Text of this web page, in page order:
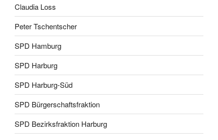
Claudia Loss
Peter Tschentscher
SPD Hamburg
SPD Harburg
SPD Harburg-Süd
SPD Bürgerschaftsfraktion
SPD Bezirksfraktion Harburg